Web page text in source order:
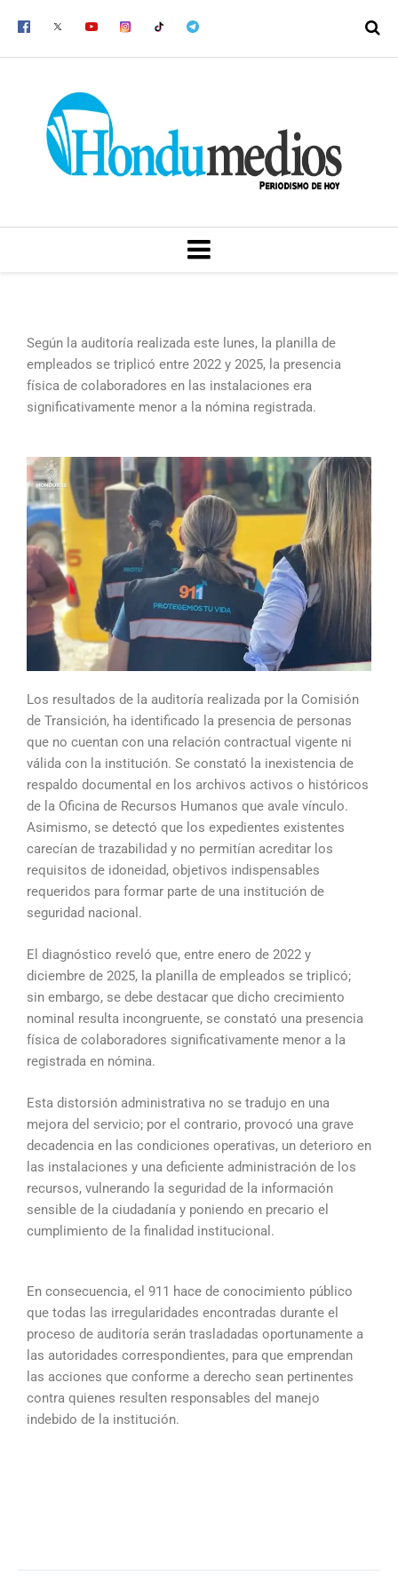
MENU
Según la auditoría realizada este lunes, la planilla de
empleados se triplicó entre 2022 y 2025, la presencia
física de colaboradores en las instalaciones era
significativamente menor a la nómina registrada.
Los resultados de la auditoría realizada por la Comisión
de Transición, ha identificado la presencia de personas
que no cuentan con una relación contractual vigente ni
válida con la institución. Se constató la inexistencia de
respaldo documental en los archivos activos o históricos
de la Oficina de Recursos Humanos que avale vínculo.
Asimismo, se detectó que los expedientes existentes
carecían de trazabilidad y no permitían acreditar los
requisitos de idoneidad, objetivos indispensables
requeridos para formar parte de una institución de
seguridad nacional.
El diagnóstico reveló que, entre enero de 2022 y
diciembre de 2025, la planilla de empleados se triplicó;
sin embargo, se debe destacar que dicho crecimiento
nominal resulta incongruente, se constató una presencia
física de colaboradores significativamente menor a la
registrada en nómina.
Esta distorsión administrativa no se tradujo en una
mejora del servicio; por el contrario, provocó una grave
decadencia en las condiciones operativas, un deterioro en
las instalaciones y una deficiente administración de los
recursos, vulnerando la seguridad de la información
sensible de la ciudadanía y poniendo en precario el
cumplimiento de la finalidad institucional.
En consecuencia, el 911 hace de conocimiento público
que todas las irregularidades encontradas durante el
proceso de auditoría serán trasladadas oportunamente a
las autoridades correspondientes, para que emprendan
las acciones que conforme a derecho sean pertinentes
contra quienes resulten responsables del manejo
indebido de la institución.